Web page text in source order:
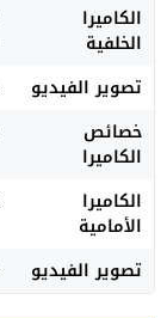
الكاميرا
الخلفية
تصوير الفيديو
خصائص
الكاميرا
الكاميرا
الأمامية
تصوير الفيديو